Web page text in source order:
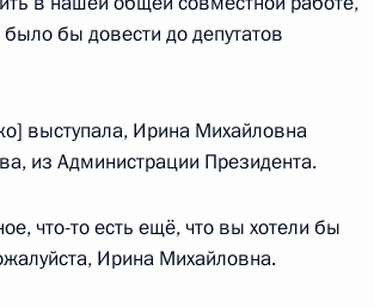
Валентиной
бы довести до депутатов
выступала, Ирина Михайловна
из Администрации Президента.
что-то есть ещё, что вы хотели бы
Ирина Михайловна.